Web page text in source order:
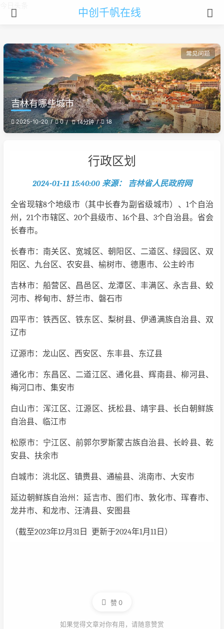
中创千帆在线
常见问题
吉林有哪些城市
2025-10-20 0 14分钟 18
行政区划
2024-01-11 15:40:00 来源： 吉林省人民政府网
全省现辖8个地级市（其中长春为副省级城市）、1个自治
州，21个市辖区、20个县级市、16个县、3个自治县。省会
长春市。
长春市：南关区、宽城区、朝阳区、二道区、绿园区、双
阳区、九台区、农安县、榆树市、德惠市、公主岭市
吉林市：船营区、昌邑区、龙潭区、丰满区、永吉县、蛟
河市、桦甸市、舒兰市、磐石市
四平市：铁西区、铁东区、梨树县、伊通满族自治县、双
辽市
辽源市：龙山区、西安区、东丰县、东辽县
通化市：东昌区、二道江区、通化县、辉南县、柳河县、
梅河口市、集安市
白山市：浑江区、江源区、抚松县、靖宇县、长白朝鲜族
自治县、临江市
松原市：宁江区、前郭尔罗斯蒙古族自治县、长岭县、乾
安县、扶余市
白城市：洮北区、镇赉县、通榆县、洮南市、大安市
延边朝鲜族自治州：延吉市、图们市、敦化市、珲春市、
龙井市、和龙市、汪清县、安图县
（截至2023年12月31日 更新于2024年1月11日）
赞0
如果觉得文章对你有用，请随意赞赏